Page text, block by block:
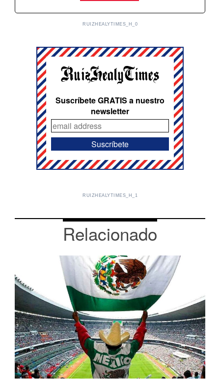
RUIZHEALYTIMES_H_0
Suscríbete GRATIS a nuestro
newsletter
RUIZHEALYTIMES_H_1
Relacionado